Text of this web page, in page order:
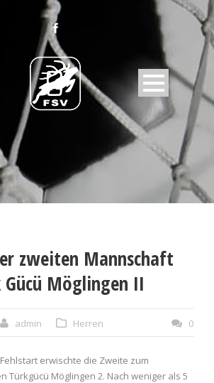
zweiten Mannschaft
Gücü Möglingen II
admin Herren 0
erwischte die Zweite zum
Türkgücü Möglingen 2. Nach weniger als 5